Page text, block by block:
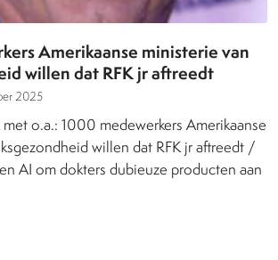
Amerikaanse ministerie van
willen dat RFK jr aftreedt
2025
o.a.: 1000 medewerkers Amerikaanse
willen dat RFK jr aftreedt /
AI om dokters dubieuze producten aan